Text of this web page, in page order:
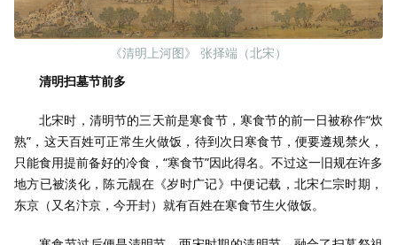
《清明上河图》 张择端（北宋）
清明扫墓节前多
北宋时，清明节的三天前是寒食节，寒食节的前一日被称作“炊
熟”，这天百姓可正常生火做饭，待到次日寒食节，便要遵规禁火，
只能食用提前备好的冷食，“寒食节”因此得名。不过这一旧规在许多
地方已被淡化，陈元靓在《岁时广记》中便记载，北宋仁宗时期，
东京（又名汴京，今开封）就有百姓在寒食节生火做饭。